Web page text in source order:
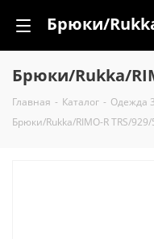
Брюки/Rukka/
Главная - Каталог - Одежда
Брюки/Rukka/RIMO-R TRS/